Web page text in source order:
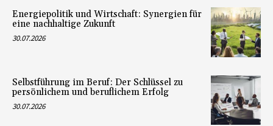
Energiepolitik und Wirtschaft: Synergien für
eine nachhaltige Zukunft
30.07.2026
Selbstführung im Beruf: Der Schlüssel zu
persönlichem und beruflichem Erfolg
30.07.2026